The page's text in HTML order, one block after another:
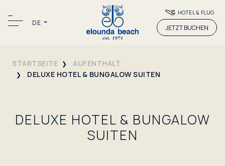
DE
HOTEL & FLUG
JETZT BUCHEN
STARTSEITE
AUFENTHALT
DELUXE HOTEL & BUNGALOW SUITEN
DELUXE HOTEL & BUNGALOW
SUITEN